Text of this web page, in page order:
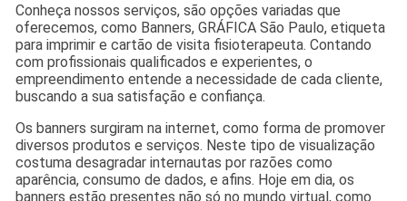
Conheça nossos serviços, são opções variadas que
oferecemos, como Banners, GRÁFICA São Paulo, etiqueta
para imprimir e cartão de visita fisioterapeuta. Contando
com profissionais qualificados e experientes, o
empreendimento entende a necessidade de cada cliente,
buscando a sua satisfação e confiança.
Os banners surgiram na internet, como forma de promover
diversos produtos e serviços. Neste tipo de visualização
costuma desagradar internautas por razões como
aparência, consumo de dados, e afins. Hoje em dia, os
banners estão presentes não só no mundo virtual, como